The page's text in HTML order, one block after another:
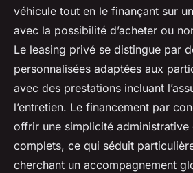
véhicule tout en le finançant sur
avec la possibilité d’acheter ou
Le leasing privé se distingue par
personnalisées adaptées aux
avec des prestations incluant
l’entretien. Le financement par
offrir une simplicité administrative
complets, ce qui séduit
cherchant un accompagnement